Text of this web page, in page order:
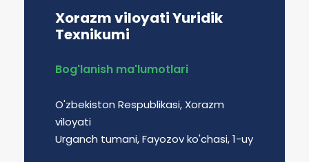
Xorazm viloyati Yuridik
Texnikumi
Bog'lanish ma'lumotlari
O'zbekiston Respublikasi, Xorazm
viloyati
Urganch tumani, Fayozov ko'chasi, 1-uy